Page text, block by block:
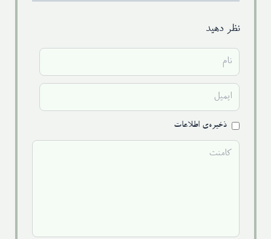
نظر دهید
ذخیره‌ی اطلاعات